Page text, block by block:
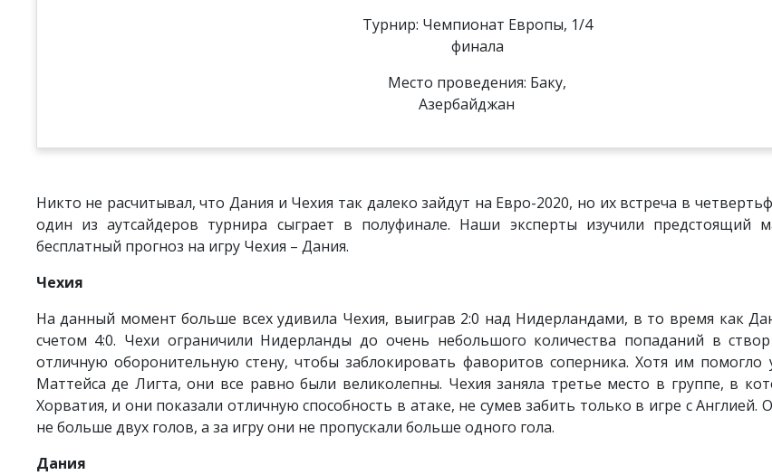
Турнир: Чемпионат Европы, 1/4
финала
Место проведения: Баку,
Азербайджан
Никто не расчитывал, что Дания и Чехия так далеко зайдут на Евро-2020, но их встреча в
один из аутсайдеров турнира сыграет в полуфинале. Наши эксперты изучили предстоящий
бесплатный прогноз на игру Чехия – Дания.
Чехия
На данный момент больше всех удивила Чехия, выиграв 2:0 над Нидерландами, в то время как
счетом 4:0. Чехи ограничили Нидерланды до очень небольшого количества попаданий в
отличную оборонительную стену, чтобы заблокировать фаворитов соперника. Хотя им помогло
Маттейса де Лигта, они все равно были великолепны. Чехия заняла третье место в группе, в
Хорватия, и они показали отличную способность в атаке, не сумев забить только в игре с Англией.
не больше двух голов, а за игру они не пропускали больше одного гола.
Дания